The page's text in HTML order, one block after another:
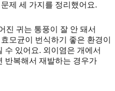
제 세 가지를 정리했어요.
진 귀는 통풍이 잘 안 돼서
모균이 번식하기 좋은 환경이
수 있어요. 외이염은 개에서
반복해서 재발하는 경우가